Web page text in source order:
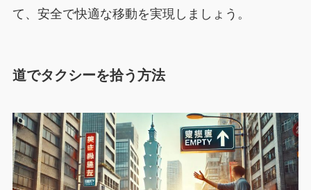
て、安全で快適な移動を実現しましょう。
道でタクシーを拾う方法